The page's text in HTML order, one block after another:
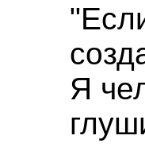
Я